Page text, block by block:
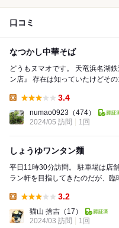
口コミ
なつかし中華そば
どうもヌマオです。 天竜浜名湖鉄道二俣本町駅近くの『さいとうラーメ
ン店』 存在は知っていたけどその立地から近くを通ることもなくなかな
3.4
numao0923 （474）
2024/05 訪問
1回
しょうゆワンタン麺
平日11時30分訪問。 駐車場は店舗前に15台程度だろうか。 今日はホーム
ラン軒を目指してきたのだが、臨時休業？！ やられた
3.2
猫山 捨吉 （17）
2024/03 訪問
1回